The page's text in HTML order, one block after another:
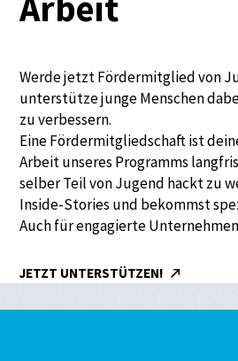
Werde jetzt Fördermitglied von
unterstütze junge Menschen
zu verbessern.
Eine Fördermitgliedschaft ist
Arbeit unseres Programms
selber Teil von Jugend hackt zu
Inside-Stories und bekommst
Auch für engagierte
JETZT UNTERSTÜTZEN!